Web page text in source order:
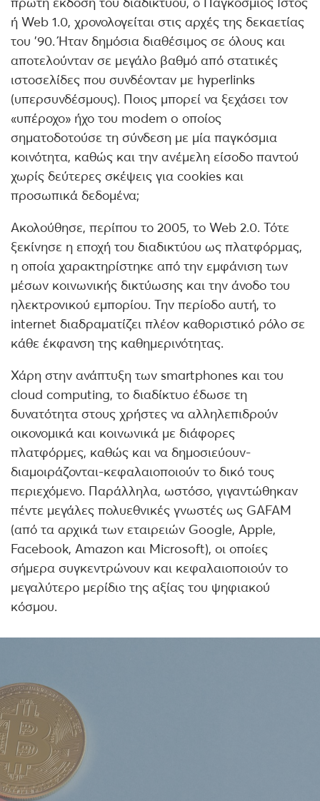
ή Web 1.0, χρονολογείται στις αρχές της δεκαετίας
του '90. Ήταν δημόσια διαθέσιμος σε όλους και
αποτελούνταν σε μεγάλο βαθμό από στατικές
ιστοσελίδες που συνδέονταν με hyperlinks
(υπερσυνδέσμους). Ποιος μπορεί να ξεχάσει τον
«υπέροχο» ήχο του modem o οποίος
σηματοδοτούσε τη σύνδεση με μία παγκόσμια
κοινότητα, καθώς και την ανέμελη είσοδο παντού
χωρίς δεύτερες σκέψεις για cookies και
προσωπικά δεδομένα;
Ακολούθησε, περίπου το 2005, το Web 2.0. Τότε
ξεκίνησε η εποχή του διαδικτύου ως πλατφόρμας,
η οποία χαρακτηρίστηκε από την εμφάνιση των
μέσων κοινωνικής δικτύωσης και την άνοδο του
ηλεκτρονικού εμπορίου. Την περίοδο αυτή, το
internet διαδραματίζει πλέον καθοριστικό ρόλο σε
κάθε έκφανση της καθημερινότητας.
Χάρη στην ανάπτυξη των smartphones και του
cloud computing, το διαδίκτυο έδωσε τη
δυνατότητα στους χρήστες να αλληλεπιδρούν
οικονομικά και κοινωνικά με διάφορες
πλατφόρμες, καθώς και να δημοσιεύουν-
διαμοιράζονται-κεφαλαιοποιούν το δικό τους
περιεχόμενο. Παράλληλα, ωστόσο, γιγαντώθηκαν
πέντε μεγάλες πολυεθνικές γνωστές ως GAFAΜ
(από τα αρχικά των εταιρειών Google, Apple,
Facebook, Amazon και Microsoft), οι οποίες
σήμερα συγκεντρώνουν και κεφαλαιοποιούν το
μεγαλύτερο μερίδιο της αξίας του ψηφιακού
κόσμου.